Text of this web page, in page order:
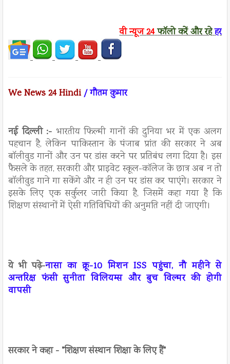
वी न्यूज24फॉलो करेंऔर रहेहर
We News 24 Hindi/ गौतम कुमार
नई दिल्ली :- भारतीय फिल्मी गानों की दुनिया भर में एक अलग
पहचान है, लेकिन पाकिस्तान के पंजाब प्रांत की सरकार ने अब
बॉलीवुड गानों और उन पर डांस करने पर प्रतिबंध लगा दिया है। इस
फैसले के तहत, सरकारी और प्राइवेट स्कूल-कॉलेज के छात्र अब न तो
बॉलीवुड गाने गा सकेंगे और न ही उन पर डांस कर पाएंगे। सरकार ने
इसके लिए एक सर्कुलर जारी किया है, जिसमें कहा गया है कि
शिक्षण संस्थानों में ऐसी गतिविधियों की अनुमति नहीं दी जाएगी।
ये भी पढ़े-नासा का क्रू-10 मिशन ISS पहुंचा, नौ महीने से
अन्तरिक्ष फंसी सुनीता विलियम्स और बुच विल्मर की होगी
वापसी
सरकार ने कहा - "शिक्षण संस्थान शिक्षा के लिए हैं"